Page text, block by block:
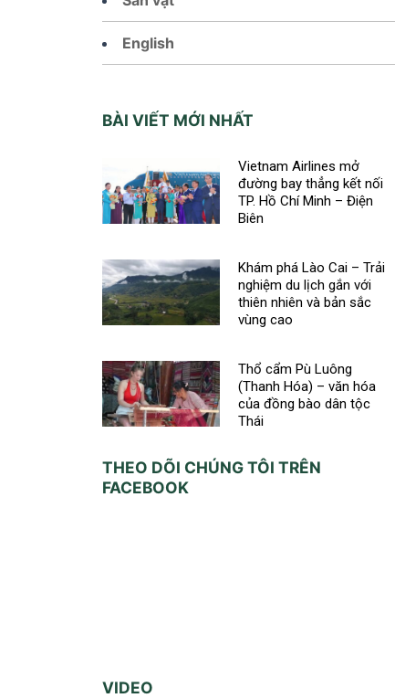
English
BÀI VIẾT MỚI NHẤT
Vietnam Airlines mở
đường bay thẳng kết nối
TP. Hồ Chí Minh – Điện
Biên
Khám phá Lào Cai – Trải
nghiệm du lịch gắn với
thiên nhiên và bản sắc
vùng cao
Thổ cẩm Pù Luông
(Thanh Hóa) – văn hóa
của đồng bào dân tộc
Thái
THEO DÕI CHÚNG TÔI TRÊN
FACEBOOK
VIDEO